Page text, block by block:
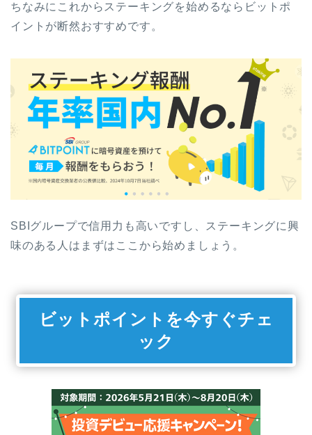
ちなみにこれからステーキングを始めるならビットポ
イントが断然おすすめです。
SBIグループで信用力も高いですし、ステーキングに興
味のある人はまずはここから始めましょう。
ビットポイントを今すぐチェ
ック